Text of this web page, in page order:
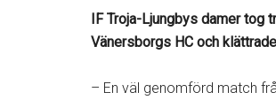
IF Troja-Ljungbys damer
Vänersborgs HC och
– En väl genomförd match